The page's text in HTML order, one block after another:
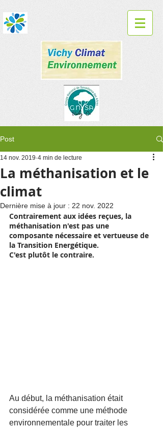
Post
La méthanisation et le
climat
14 nov. 2019 4 min de lecture
Dernière mise à jour : 22 nov. 2022
Contrairement aux idées reçues, la
méthanisation n'est pas une
composante nécessaire et vertueuse de
la Transition Energétique.
C'est plutôt le contraire.
Au début, la méthanisation était
considérée comme une méthode
environnementale pour traiter les